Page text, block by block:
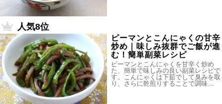
人気8位
ピーマンとこんにゃくの甘辛
炒め｜味しみ抜群でご飯が進
む！簡単副菜レシピ
ピーマンとこんにゃくを甘辛く炒め
た、簡単で味しみの良い副菜レシピで
す。こんにゃくは下茹でして臭みを取
り、さらに乾煎りすることで調味…